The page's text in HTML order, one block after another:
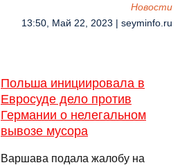
Новости
13:50, Май 22, 2023 | seyminfo.ru
Польша инициировала в
Евросуде дело против
Германии о нелегальном
вывозе мусора
Варшава подала жалобу на